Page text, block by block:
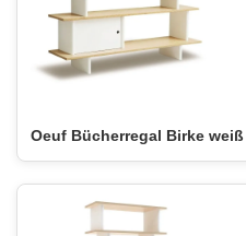
Oeuf Bücherregal Birke weiß